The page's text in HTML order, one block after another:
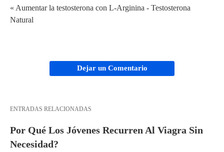
« Aumentar la testosterona con L-Arginina - Testosterona
Natural
Dejar un Comentario
ENTRADAS RELACIONADAS
Por Qué Los Jóvenes Recurren Al Viagra Sin
Necesidad?